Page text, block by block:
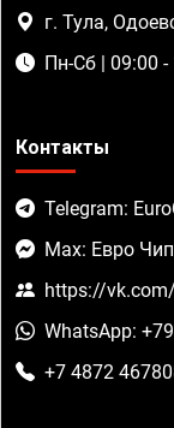
г. Тула,
Пн-Сб | 09:00 -
Контакты
Telegram:
Max: Евро
https://
WhatsApp:
+7 4872